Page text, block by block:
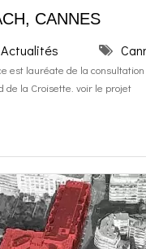
CANNES
Actualités
est lauréate de la
de la Croisette. voir le projet